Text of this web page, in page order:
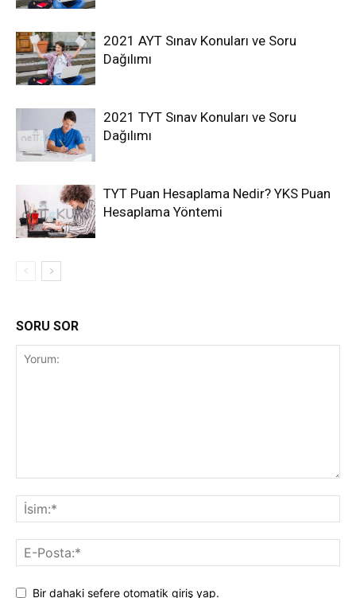
2021 AYT Sınav Konuları ve Soru
Dağılımı
2021 TYT Sınav Konuları ve Soru
Dağılımı
TYT Puan Hesaplama Nedir? YKS Puan
Hesaplama Yöntemi
SORU SOR
Bir dahaki sefere otomatik giriş yap.